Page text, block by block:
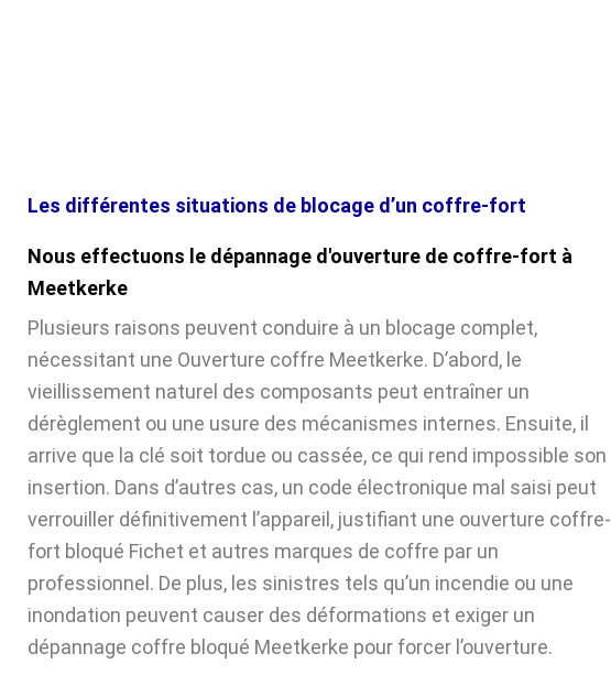
Les différentes situations de blocage d’un coffre-fort
Nous effectuons le dépannage d'ouverture de coffre-fort à
Meetkerke
Plusieurs raisons peuvent conduire à un blocage complet,
nécessitant une Ouverture coffre Meetkerke. D’abord, le
vieillissement naturel des composants peut entraîner un
dérèglement ou une usure des mécanismes internes. Ensuite, il
arrive que la clé soit tordue ou cassée, ce qui rend impossible son
insertion. Dans d’autres cas, un code électronique mal saisi peut
verrouiller définitivement l’appareil, justifiant une ouverture coffre-
fort bloqué Fichet et autres marques de coffre par un
professionnel. De plus, les sinistres tels qu’un incendie ou une
inondation peuvent causer des déformations et exiger un
dépannage coffre bloqué Meetkerke pour forcer l’ouverture.